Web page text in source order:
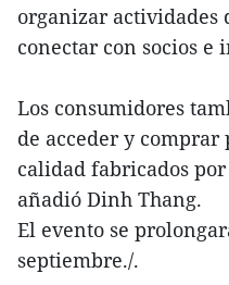
organizar actividades
conectar con socios e
Los consumidores
de acceder y comprar
calidad fabricados
añadió Dinh Thang.
El evento se
septiembre./.